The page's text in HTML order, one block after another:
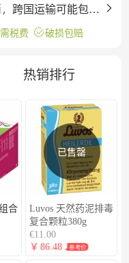
跨国运输可能包裹
同批次保质期有差
认接受。
税费 破损包赔
热销排行
合
已售罄
Luvos 天然药泥排毒
复合颗粒380g
€11.00
￥ 86.48 参考价